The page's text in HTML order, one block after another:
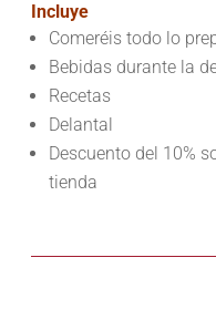
Incluye
Comeréis todo lo
Bebidas durante la
Recetas
Delantal
Descuento del 10%
tienda